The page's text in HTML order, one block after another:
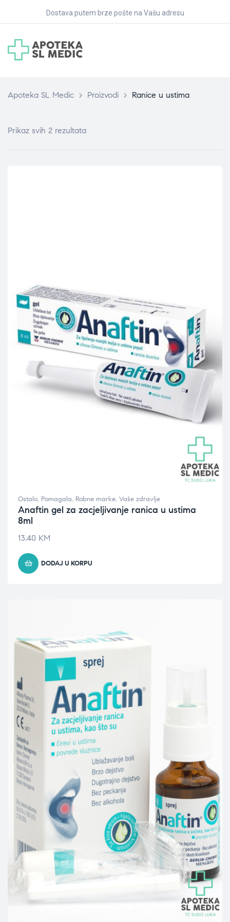
Dostava putem brze pošte na Vašu adresu
Apoteka SL Medic > Proizvodi > Ranice u ustima
Prikaz svih 2 rezultata
Ostalo, Pomagala, Robne marke, Vaše zdravlje
Anaftin gel za zacjeljivanje ranica u ustima
8ml
13.40 KM
DODAJ U KORPU